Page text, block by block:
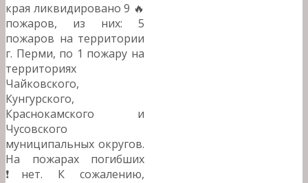
края ликвидировано 9 🔥
пожаров, из них: 5
пожаров на территории
г. Перми, по 1 пожару на
территориях
Чайковского,
Кунгурского,
Краснокамского и
Чусовского
муниципальных округов.
На пожарах погибших
❗️нет. К сожалению,